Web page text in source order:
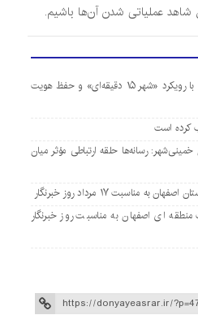
شاهد عملیاتی شدن آن‌ها باشیم.
لزوم بازنگری در طرح جامع کاشان با رویکرد «شهر ۱۵ دقیقه‌ای» و حفظ هویت
رسانه‌ها حلقه ارتباطی مؤثر میان
مناسبت ۱۷ مرداد روز خبرنگار
ای اصفهان به مناسبت روز خبرنگار